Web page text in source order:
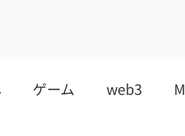
ゲーム web3